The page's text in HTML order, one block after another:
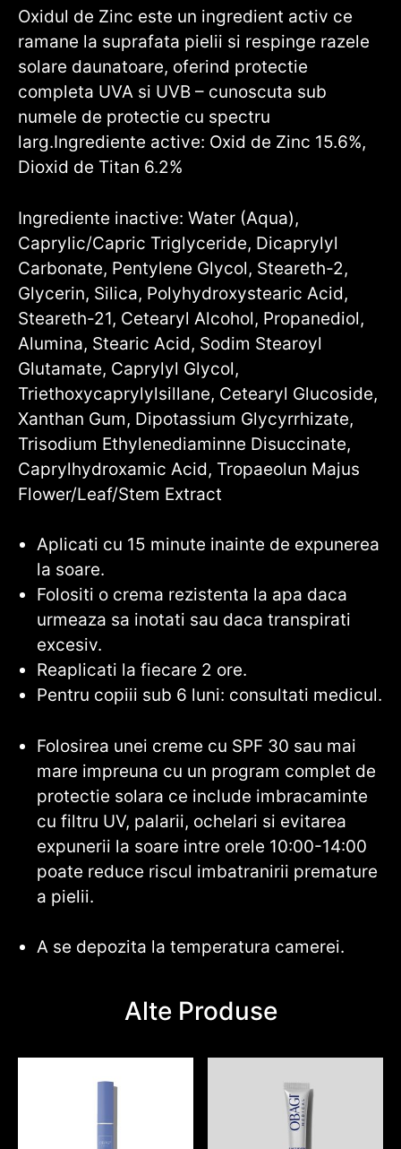
Oxidul de Zinc este un ingredient activ ce
ramane la suprafata pielii si respinge razele
solare daunatoare, oferind protectie
completa UVA si UVB – cunoscuta sub
numele de protectie cu spectru
larg.Ingrediente active: Oxid de Zinc 15.6%,
Dioxid de Titan 6.2%
Ingrediente inactive: Water (Aqua),
Caprylic/Capric Triglyceride, Dicaprylyl
Carbonate, Pentylene Glycol, Steareth-2,
Glycerin, Silica, Polyhydroxystearic Acid,
Steareth-21, Cetearyl Alcohol, Propanediol,
Alumina, Stearic Acid, Sodim Stearoyl
Glutamate, Caprylyl Glycol,
Triethoxycaprylylsillane, Cetearyl Glucoside,
Xanthan Gum, Dipotassium Glycyrrhizate,
Trisodium Ethylenediaminne Disuccinate,
Caprylhydroxamic Acid, Tropaeolun Majus
Flower/Leaf/Stem Extract
Aplicati cu 15 minute inainte de expunerea
la soare.
Folositi o crema rezistenta la apa daca
urmeaza sa inotati sau daca transpirati
excesiv.
Reaplicati la fiecare 2 ore.
Pentru copiii sub 6 luni: consultati medicul.
Folosirea unei creme cu SPF 30 sau mai
mare impreuna cu un program complet de
protectie solara ce include imbracaminte
cu filtru UV, palarii, ochelari si evitarea
expunerii la soare intre orele 10:00-14:00
poate reduce riscul imbatranirii premature
a pielii.
A se depozita la temperatura camerei.
Alte Produse